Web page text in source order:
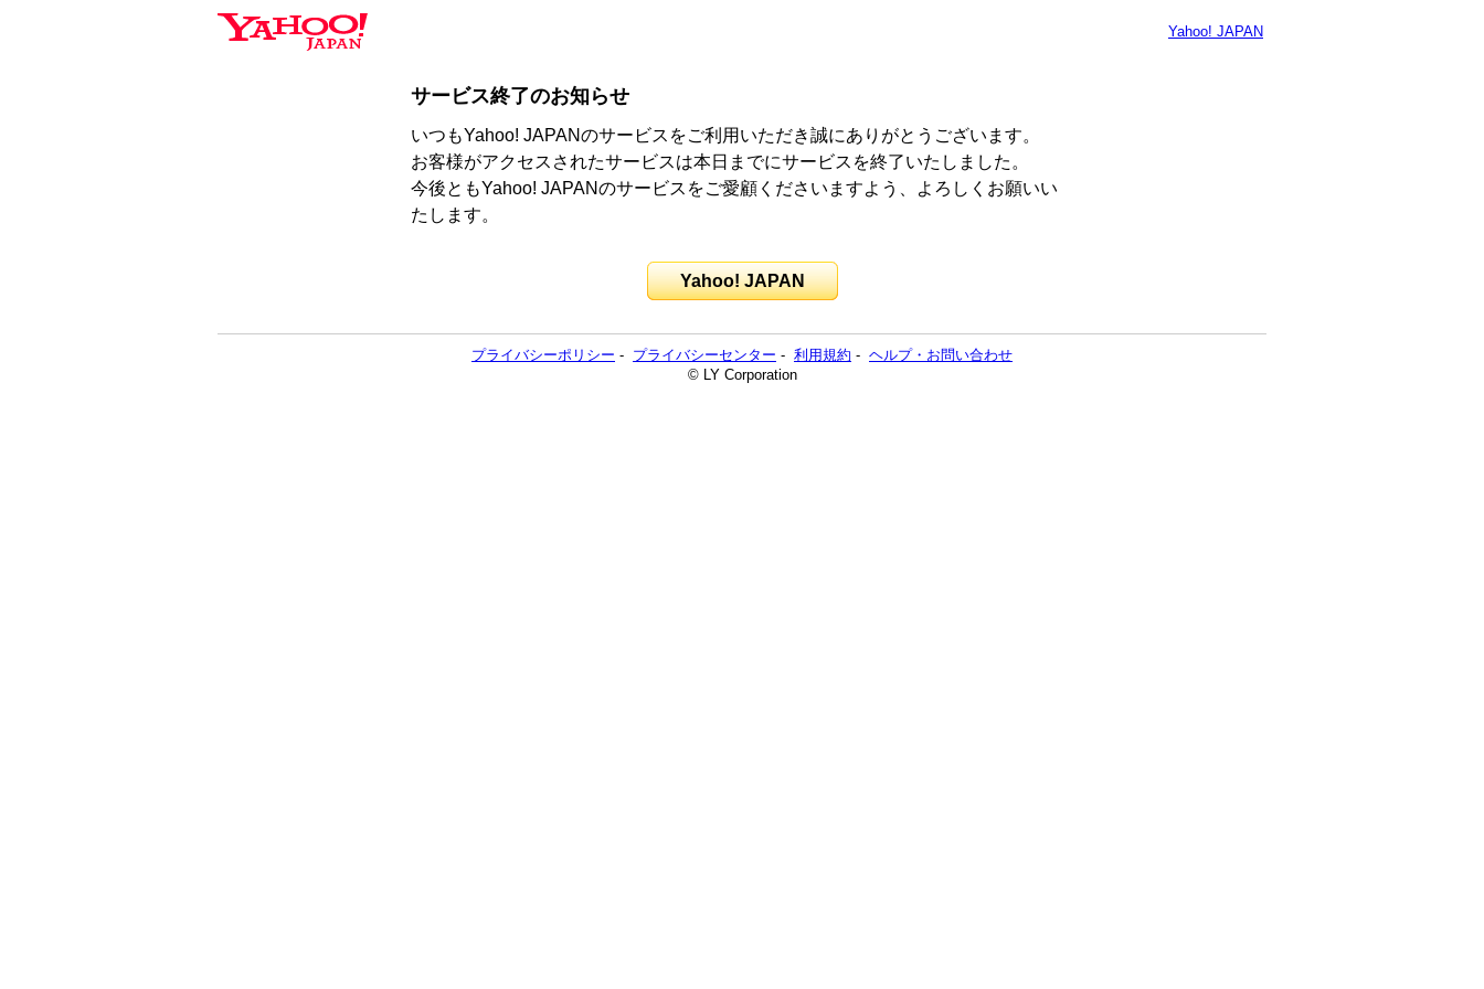
Yahoo! JAPAN
サービス終了のお知らせ
いつもYahoo! JAPANのサービスをご利用いただき誠にありがとうございます。
お客様がアクセスされたサービスは本日までにサービスを終了いたしました。
今後ともYahoo! JAPANのサービスをご愛顧くださいますよう、よろしくお願いい
たします。
Yahoo! JAPAN
プライバシーポリシー - プライバシーセンター - 利用規約 - ヘルプ・お問い合わせ
© LY Corporation